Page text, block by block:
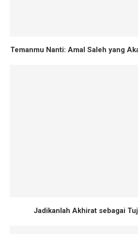
Temanmu Nanti: Amal Saleh yang
Jadikanlah Akhirat sebagai